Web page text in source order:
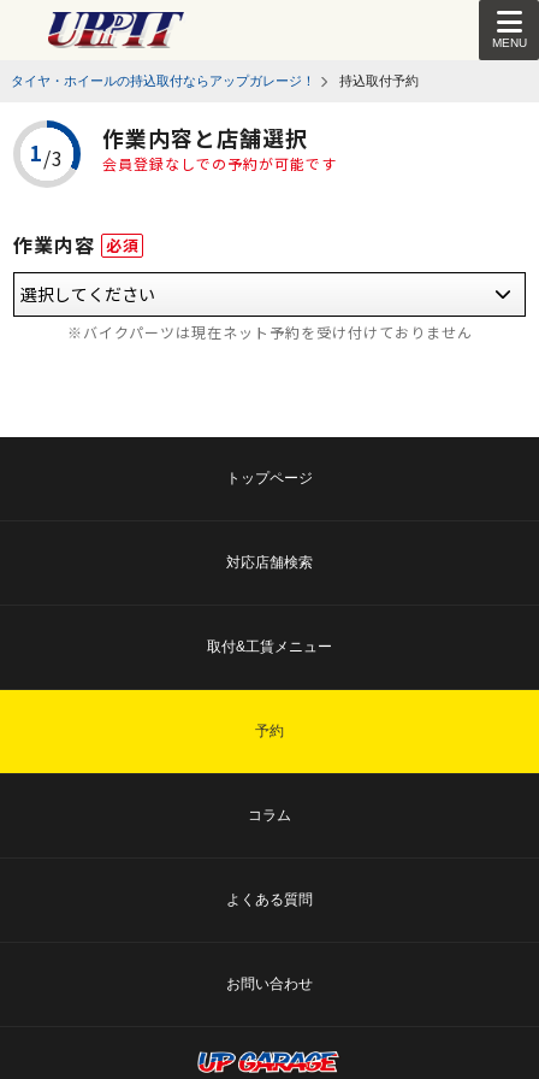
MENU
タイヤ・ホイールの持込取付ならアップガレージ！ 持込取付予約
作業内容と店舗選択
会員登録なしでの予約が可能です
作業内容 必須
※バイクパーツは現在ネット予約を受け付けておりません
トップページ
対応店舗検索
取付&工賃メニュー
予約
コラム
よくある質問
お問い合わせ